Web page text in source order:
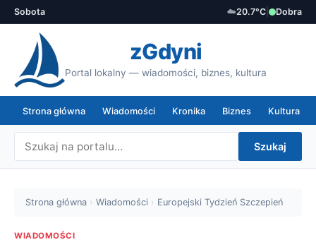
Sobota ☁️20.7°C Dobra
zGdyni
Portal lokalny — wiadomości, biznes, kultura
Strona główna Wiadomości Kronika Biznes Kultura
Szukaj
Strona główna › Wiadomości › Europejski Tydzień Szczepień
WIADOMOŚCI